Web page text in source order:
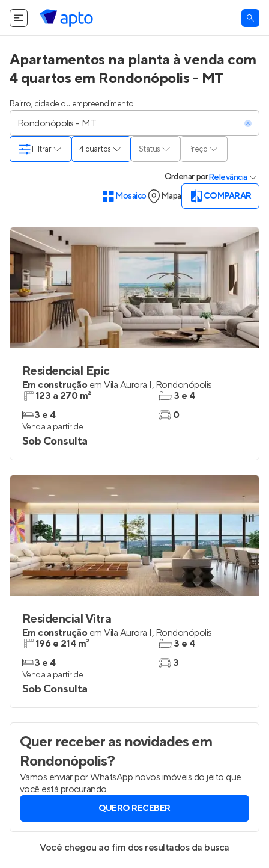
Apartamentos na planta à venda com
4 quartos em Rondonópolis - MT
Bairro, cidade ou empreendimento
4 quartos Status Preço
Filtrar
OrdenarporRelevância
Mosaico
Mapa COMPARAR
Residencial Epic
Em construção em Vila Aurora I, Rondonópolis
123 a 270 m²
3 e 4
3 e 4
0
Venda a partir de
Sob Consulta
Residencial Vitra
Em construção em Vila Aurora I, Rondonópolis
196 e 214 m²
3 e 4
3 e 4
3
Venda a partir de
Sob Consulta
Quer receber as novidadesem
Rondonópolis?
Vamos enviar por WhatsApp novos imóveis do jeito que
você está procurando.
QUERO RECEBER
Você chegou ao fim dos resultados da busca